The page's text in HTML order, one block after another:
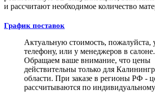
и рассчитают необходимое количество
График поставок
Актуальную стоимость, пожалуйста,
телефону, или у менеджеров в салоне.
Обращаем ваше внимание, что цены
действительны только для
области. При заказе в регионы РФ -
рассчитываются по